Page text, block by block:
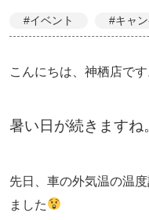
#イベント #キャ
こんにちは、神栖店です
暑い日が続きますね
先日、車の外気温の温
ました